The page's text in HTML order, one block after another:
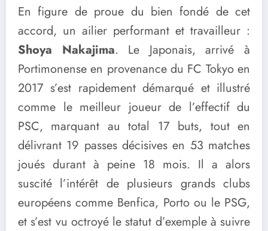
En figure de proue du bien fondé de cet
accord, un ailier performant et travailleur :
Shoya Nakajima. Le Japonais, arrivé à
Portimonense en provenance du FC Tokyo en
2017 s’est rapidement démarqué et illustré
comme le meilleur joueur de l’effectif du
PSC, marquant au total 17 buts, tout en
délivrant 19 passes décisives en 53 matches
joués durant à peine 18 mois. Il a alors
suscité l’intérêt de plusieurs grands clubs
européens comme Benfica, Porto ou le PSG,
et s’est vu octroyé le statut d’exemple à suivre